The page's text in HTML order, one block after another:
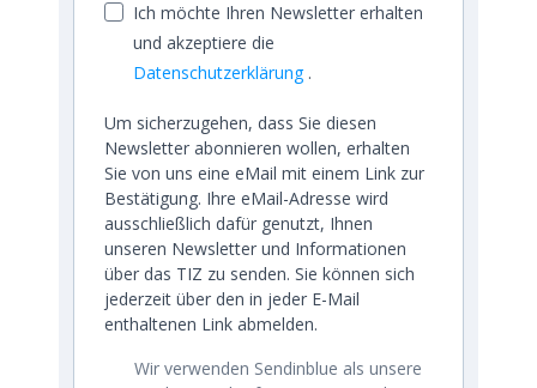
Ich möchte Ihren Newsletter erhalten
und akzeptiere die
Datenschutzerklärung.
Um sicherzugehen, dass Sie diesen
Newsletter abonnieren wollen, erhalten
Sie von uns eine eMail mit einem Link zur
Bestätigung. Ihre eMail-Adresse wird
ausschließlich dafür genutzt, Ihnen
unseren Newsletter und Informationen
über das TIZ zu senden. Sie können sich
jederzeit über den in jeder E-Mail
enthaltenen Link abmelden.
Wir verwenden Sendinblue als unsere